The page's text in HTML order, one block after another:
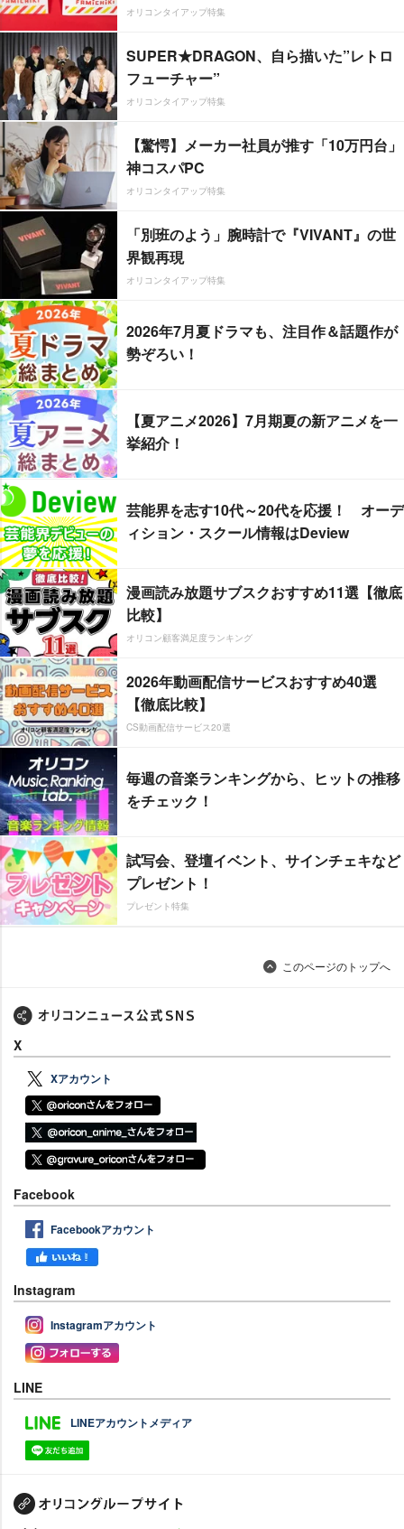
オリコンタイアップ特集
SUPER★DRAGON、自ら描いた”レトロ
フューチャー”
オリコンタイアップ特集
【驚愕】メーカー社員が推す「10万円台」
神コスパPC
オリコンタイアップ特集
「別班のよう」腕時計で『VIVANT』の世
界観再現
オリコンタイアップ特集
2026年7月夏ドラマも、注目作＆話題作が
勢ぞろい！
【夏アニメ2026】7月期夏の新アニメを一
挙紹介！
芸能界を志す10代～20代を応援！ オーデ
ィション・スクール情報はDeview
漫画読み放題サブスクおすすめ11選【徹底
比較】
オリコン顧客満足度ランキング
2026年動画配信サービスおすすめ40選
【徹底比較】
CS動画配信サービス20選
毎週の音楽ランキングから、ヒットの推移
をチェック！
試写会、登壇イベント、サインチェキなど
プレゼント！
プレゼント特集
このページのトップへ
X
Xアカウント
Facebook
Facebookアカウント
Instagram
Instagramアカウント
LINE
LINEアカウントメディア